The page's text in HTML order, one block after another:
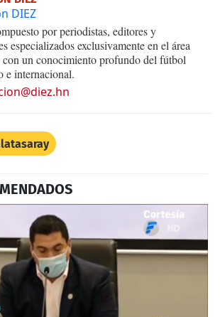
DIEZ
por periodistas, editores y
especializados exclusivamente en el área
un conocimiento profundo del fútbol
e internacional.